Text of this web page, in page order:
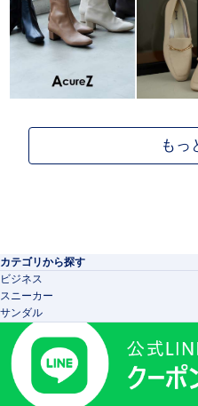
カテゴリから探す
ビジネス
スニーカー
サンダル